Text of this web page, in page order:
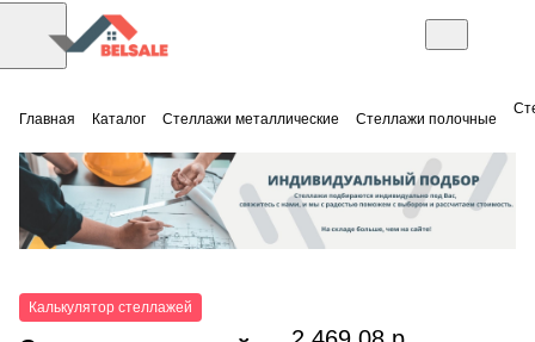
Главная Каталог Стеллажи металлические Стеллажи полочные
Калькулятор стеллажей